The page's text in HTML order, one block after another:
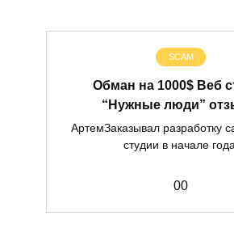
SCAM
Обман на 1000$ Веб
“Нужные люди”
АртемЗаказывал разработку
студии в начале года.
00